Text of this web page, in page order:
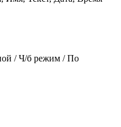
/ Ч/б режим / По